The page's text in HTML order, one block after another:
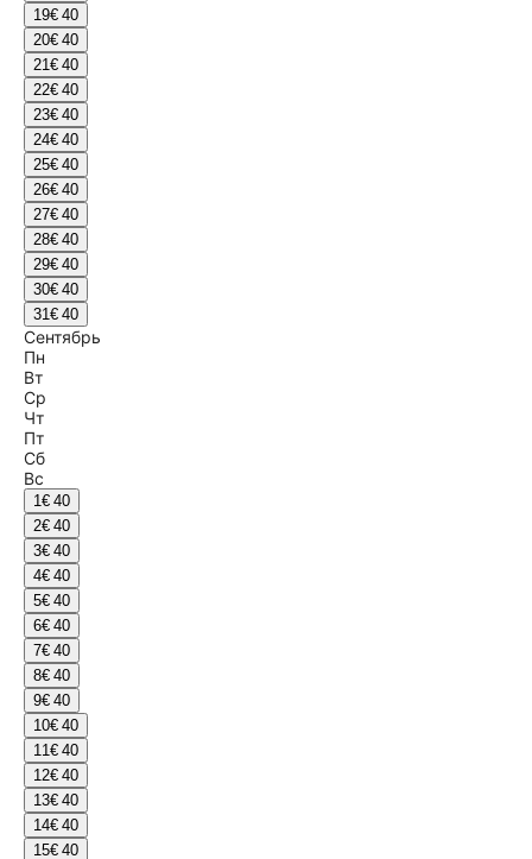
19€ 40
20€ 40
21€ 40
22€ 40
23€ 40
24€ 40
25€ 40
26€ 40
27€ 40
28€ 40
29€ 40
30€ 40
31€ 40
Сентябрь
Пн
Вт
Ср
Чт
Пт
Сб
Вс
1€ 40
2€ 40
3€ 40
4€ 40
5€ 40
6€ 40
7€ 40
8€ 40
9€ 40
10€ 40
11€ 40
12€ 40
13€ 40
14€ 40
15€ 40